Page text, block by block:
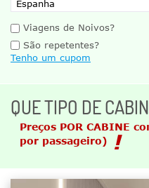
Viagens de Noivos?
São repetentes?
Tenho um cupom
QUE TIPO DE
Preços POR CABINE
por passageiro)